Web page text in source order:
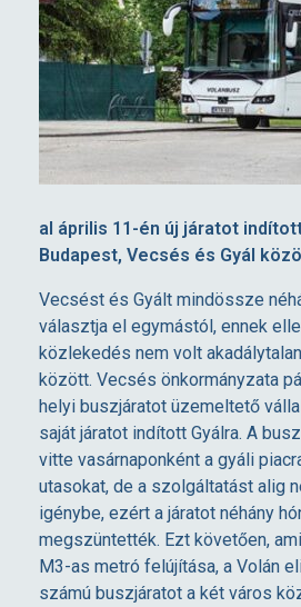
u
s
z
j
á
r
a
t
k
ö
al április 11-én új járatot
Budapest, Vecsés és Gyál
Vecsést és Gyált mindössze
választja el egymástól, ennek
közlekedés nem volt
között. Vecsés önkormányzata
helyi buszjáratot üzemeltető
saját járatot indított Gyálra. A
vitte vasárnaponként a gyáli
utasokat, de a szolgáltatást alig
igénybe, ezért a járatot néhány
megszüntették. Ezt követően,
M3-as metró felújítása, a Volán
számú buszjáratot a két város